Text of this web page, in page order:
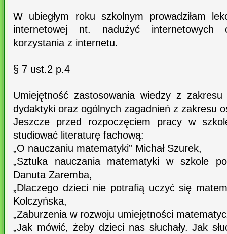
W ubiegłym roku szkolnym prowadziłam
internetowej nt. nadużyć internetowych
korzystania z internetu.
§ 7 ust.2 p.4
Umiejętność zastosowania wiedzy z
dydaktyki oraz ogólnych zagadnień z zakresu
Jeszcze przed rozpoczęciem pracy w
studiować literaturę fachową:
„O nauczaniu matematyki” Michał Szurek,
„Sztuka nauczania matematyki w szkole
Danuta Zaremba,
„Dlaczego dzieci nie potrafią uczyć się
Kolczyńska,
„Zaburzenia w rozwoju umiejętności
„Jak mówić, żeby dzieci nas słuchały. Jak